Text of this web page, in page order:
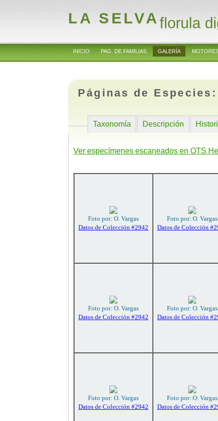
LA SELVAflorula
INICIO PAG. DE FAMILIAS GALERÍA
Páginas de
Taxonomía Descripción
Ver especímenes escaneados en OTS
Foto por: O. Vargas
Datos de Colección #2942
Foto por: O. Vargas
Datos de Colección
Foto por: O. Vargas
Datos de Colección #2942
Foto por: O. Vargas
Datos de Colección
Foto por: O. Vargas
Datos de Colección #2942
Foto por: O. Vargas
Datos de Colección